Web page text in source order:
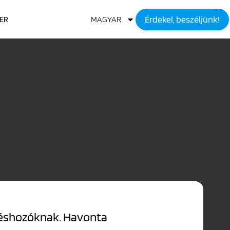
MAGYAR Érdekel, beszéljünk!
Havonta